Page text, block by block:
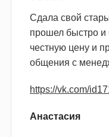
Сдала свой
прошел быстро и
честную цену и
общения с
https://vk.com/
Анастасия